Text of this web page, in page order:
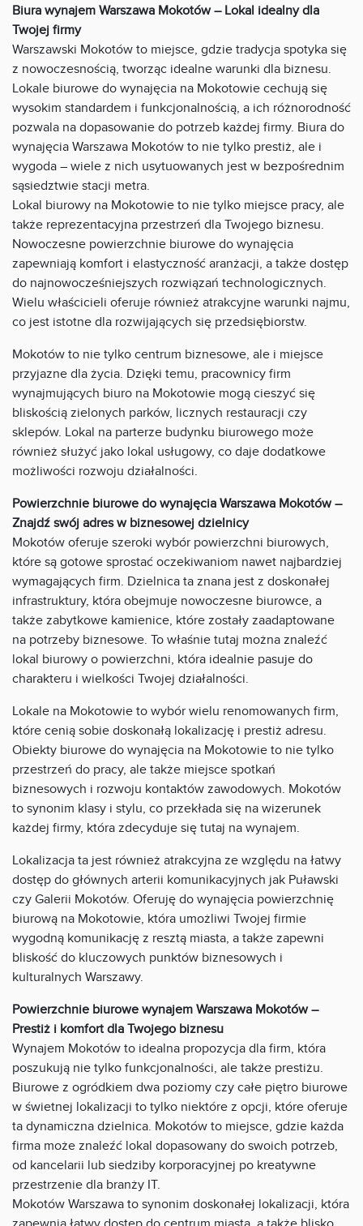
Biura wynajem Warszawa Mokotów – Lokal idealny dla
Twojej firmy
Warszawski Mokotów to miejsce, gdzie tradycja spotyka się
z nowoczesnością, tworząc idealne warunki dla biznesu.
Lokale biurowe do wynajęcia na Mokotowie cechują się
wysokim standardem i funkcjonalnością, a ich różnorodność
pozwala na dopasowanie do potrzeb każdej firmy. Biura do
wynajęcia Warszawa Mokotów to nie tylko prestiż, ale i
wygoda – wiele z nich usytuowanych jest w bezpośrednim
sąsiedztwie stacji metra.
Lokal biurowy na Mokotowie to nie tylko miejsce pracy, ale
także reprezentacyjna przestrzeń dla Twojego biznesu.
Nowoczesne powierzchnie biurowe do wynajęcia
zapewniają komfort i elastyczność aranżacji, a także dostęp
do najnowocześniejszych rozwiązań technologicznych.
Wielu właścicieli oferuje również atrakcyjne warunki najmu,
co jest istotne dla rozwijających się przedsiębiorstw.
Mokotów to nie tylko centrum biznesowe, ale i miejsce
przyjazne dla życia. Dzięki temu, pracownicy firm
wynajmujących biuro na Mokotowie mogą cieszyć się
bliskością zielonych parków, licznych restauracji czy
sklepów. Lokal na parterze budynku biurowego może
również służyć jako lokal usługowy, co daje dodatkowe
możliwości rozwoju działalności.
Powierzchnie biurowe do wynajęcia Warszawa Mokotów –
Znajdź swój adres w biznesowej dzielnicy
Mokotów oferuje szeroki wybór powierzchni biurowych,
które są gotowe sprostać oczekiwaniom nawet najbardziej
wymagających firm. Dzielnica ta znana jest z doskonałej
infrastruktury, która obejmuje nowoczesne biurowce, a
także zabytkowe kamienice, które zostały zaadaptowane
na potrzeby biznesowe. To właśnie tutaj można znaleźć
lokal biurowy o powierzchni, która idealnie pasuje do
charakteru i wielkości Twojej działalności.
Lokale na Mokotowie to wybór wielu renomowanych firm,
które cenią sobie doskonałą lokalizację i prestiż adresu.
Obiekty biurowe do wynajęcia na Mokotowie to nie tylko
przestrzeń do pracy, ale także miejsce spotkań
biznesowych i rozwoju kontaktów zawodowych. Mokotów
to synonim klasy i stylu, co przekłada się na wizerunek
każdej firmy, która zdecyduje się tutaj na wynajem.
Lokalizacja ta jest również atrakcyjna ze względu na łatwy
dostęp do głównych arterii komunikacyjnych jak Puławski
czy Galerii Mokotów. Oferuję do wynajęcia powierzchnię
biurową na Mokotowie, która umożliwi Twojej firmie
wygodną komunikację z resztą miasta, a także zapewni
bliskość do kluczowych punktów biznesowych i
kulturalnych Warszawy.
Powierzchnie biurowe wynajem Warszawa Mokotów –
Prestiż i komfort dla Twojego biznesu
Wynajem Mokotów to idealna propozycja dla firm, która
poszukują nie tylko funkcjonalności, ale także prestiżu.
Biurowe z ogródkiem dwa poziomy czy całe piętro biurowe
w świetnej lokalizacji to tylko niektóre z opcji, które oferuje
ta dynamiczna dzielnica. Mokotów to miejsce, gdzie każda
firma może znaleźć lokal dopasowany do swoich potrzeb,
od kancelarii lub siedziby korporacyjnej po kreatywne
przestrzenie dla branży IT.
Mokotów Warszawa to synonim doskonałej lokalizacji, która